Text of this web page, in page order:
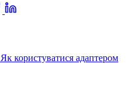
Як користуватися адаптером